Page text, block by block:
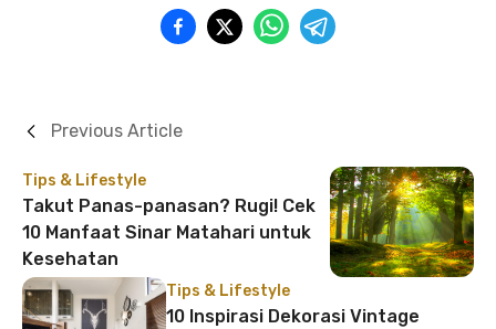
Tips & Lifestyle
Takut Panas-panasan? Rugi! Cek
10 Manfaat Sinar Matahari untuk
Kesehatan
Previous Article
Tips & Lifestyle
10 Inspirasi Dekorasi Vintage